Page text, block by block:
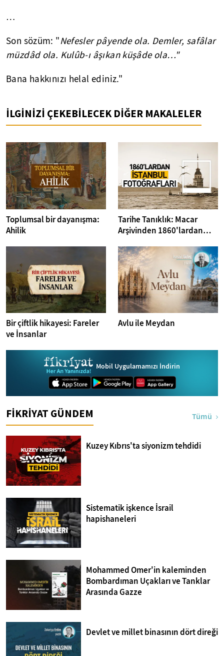
…
Son sözüm: "Nefesler pâyende ola. Demler, safâlar
müzdâd ola. Kulûb-ı âşıkan küşâde ola…"
Bana hakkınızı helal ediniz."
İLGİNİZİ ÇEKEBİLECEK DİĞER MAKALELER
Toplumsal bir dayanışma:
Ahilik
Tarihe Tanıklık: Macar
Arşivinden 1860'lardan
Bir çiftlik hikayesi: Fareler
ve İnsanlar
Avlu ile Meydan
Mobil Uygulamamızı İndirin
FİKRİYAT GÜNDEM Tümü
Kuzey Kıbrıs'ta siyonizm tehdidi
Sistematik işkence İsrail
hapishaneleri
Mohammed Omer'in kaleminden
Bombardıman Uçakları ve Tanklar
Arasında Gazze
Devlet ve millet binasının dört direği